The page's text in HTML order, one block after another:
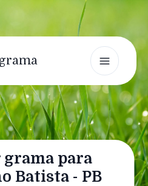
para
Batista - PB